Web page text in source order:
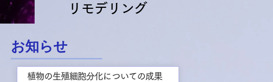
リモデリング
お知らせ
植物の生殖細胞分化についての成果